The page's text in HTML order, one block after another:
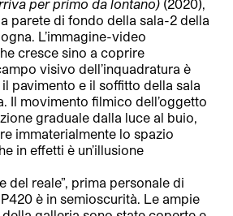
per primo da lontano) (2020),
parete di fondo della sala-2 della
L’immagine-video
cresce sino a coprire
visivo dell’inquadratura è
pavimento e il soffitto della sala
Il movimento filmico dell’oggetto
graduale dalla luce al buio,
immaterialmente lo spazio
in effetti è un’illusione
del reale”, prima personale di
è in semioscurità. Le ampie